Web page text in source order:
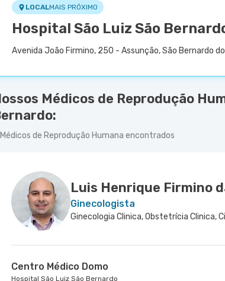
LOCALMAIS PRÓXIMO
Hospital São Luiz São
Avenida João Firmino, 250 - Assunção, São Bernardo
Médicos de Reprodução
Médicos de Reprodução Humana encontrados
Luis Henrique Firmino
Ginecologista
Centro Médico Domo
Hospital São Luiz São Bernardo